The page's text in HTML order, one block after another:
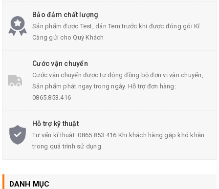
Bảo đảm chất lượng
Sản phẩm được Test, dán Tem trước khi được đóng gói Kĩ
Càng gửi cho Quý Khách
Cước vận chuyển
Cước vận chuyển được tự động đồng bộ đơn vị vận chuyển,
Sản phẩm phát ngay trong ngày. Hỗ trợ đơn hàng:
0865.853.416
Hỗ trợ kỹ thuật
Tư vấn kĩ thuật: 0865.853.416 Khi khách hàng gặp khó khăn
trong quá trình sử dụng
DANH MỤC